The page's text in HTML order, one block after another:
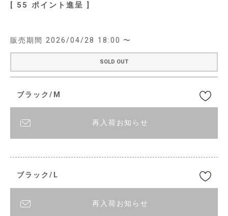
[ 55 ポイント進呈 ]
販売期間 2026/04/28 18:00 〜
SOLD OUT
ブラック/M
再入荷お知らせ
ブラック/L
再入荷お知らせ